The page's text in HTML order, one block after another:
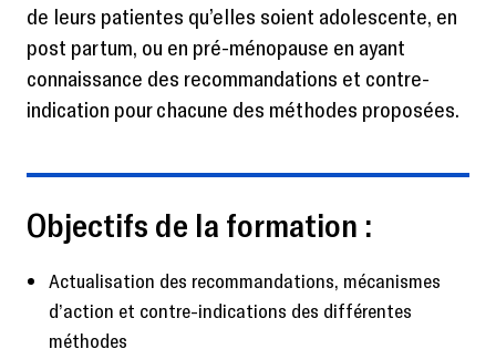
de leurs patientes qu’elles soient adolescente, en
post partum, ou en pré-ménopause en ayant
connaissance des recommandations et contre-
indication pour chacune des méthodes proposées.
Objectifs de la formation :
Actualisation des recommandations, mécanismes
d’action et contre-indications des différentes
méthodes